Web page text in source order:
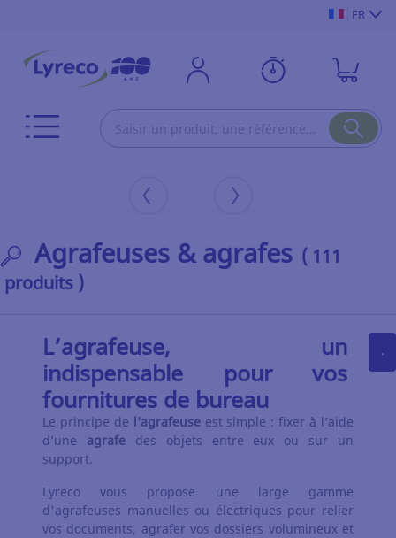
FR
Agrafeuses & agrafes ( 111
produits )
.
L’agrafeuse, un
indispensable pour vos
fournitures de bureau
Le principe de l’agrafeuseest simple : fixer à l’aide
d’une agrafedes objets entre eux ou sur un
support.
Lyreco vous propose une large gamme
d'agrafeuses manuelles ou électriques pour relier
vos documents, agrafer vos dossiers volumineux et